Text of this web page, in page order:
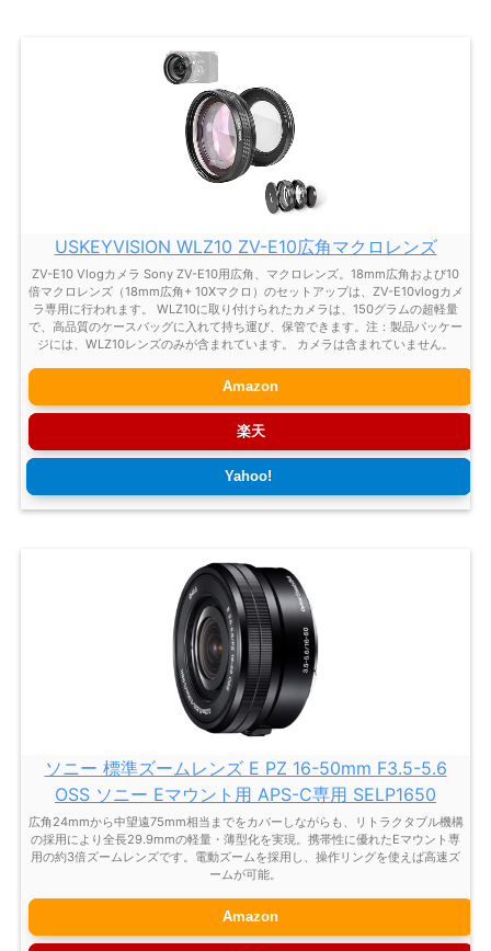
USKEYVISION WLZ10 ZV-E10広角マクロレンズ
ZV-E10 Vlogカメラ Sony ZV-E10用広角、マクロレンズ。18mm広角および10
倍マクロレンズ（18mm広角+ 10Xマクロ）のセットアップは、ZV-E10vlogカメ
ラ専用に行われます。 WLZ10に取り付けられたカメラは、150グラムの超軽量
で、高品質のケースバッグに入れて持ち運び、保管できます。注：製品パッケー
ジには、WLZ10レンズのみが含まれています。 カメラは含まれていません。
Amazon
楽天
Yahoo!
ソニー 標準ズームレンズ E PZ 16-50mm F3.5-5.6
OSS ソニー Eマウント用 APS-C専用 SELP1650
広角24mmから中望遠75mm相当までをカバーしながらも、リトラクタブル機構
の採用により全長29.9mmの軽量・薄型化を実現。携帯性に優れたEマウント専
用の約3倍ズームレンズです。電動ズームを採用し、操作リングを使えば高速ズ
ームが可能。
Amazon